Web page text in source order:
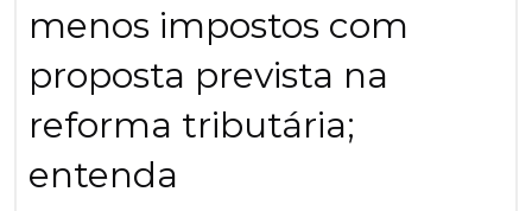
menos impostos com
proposta prevista na
reforma tributária;
entenda